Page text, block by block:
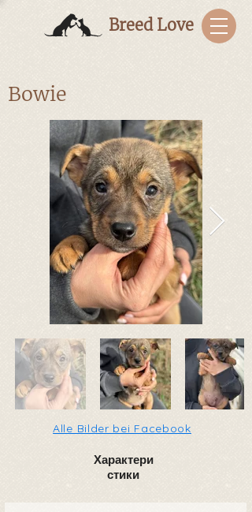
Breed Love
Bowie
Alle Bilder bei Facebook
Характери
стики